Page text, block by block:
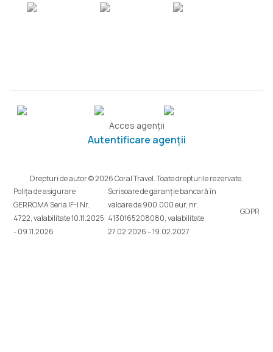
Acces agenții
Autentificare agenții
Drepturi de autor © 2026 Coral Travel. Toate drepturile rezervate.
Polița de asigurare
GERROMA Seria IF-I Nr.
4722, valabilitate 10.11.2025
- 09.11.2026
Scrisoare de garanție bancară în
valoare de 900.000 eur, nr.
4130165208080, valabilitate
27.02.2026 – 19.02.2027
GDPR